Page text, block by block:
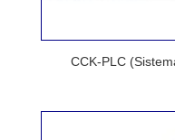
CCK-PLC